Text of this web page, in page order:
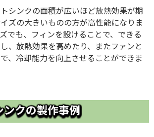
シンクの面積が広いほど放熱効果が期
ズの大きいものの方が高性能になりま
でも、フィンを設けることで、できる
、放熱効果を高めたり、またファンと
、冷却能力を向上させることができま
ンクの製作事例